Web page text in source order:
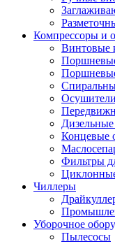
Компрессоры и
Винтовые
Осушители
Концевые
Фильтры
Чиллеры
Уборочное
Пылесосы